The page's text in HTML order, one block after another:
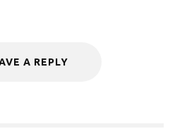
A REPLY